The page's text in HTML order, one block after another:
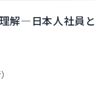
解—日本人社員と